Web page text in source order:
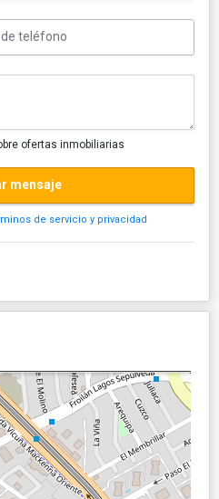
ofertas inmobiliarias
mensaje
de servicio y privacidad